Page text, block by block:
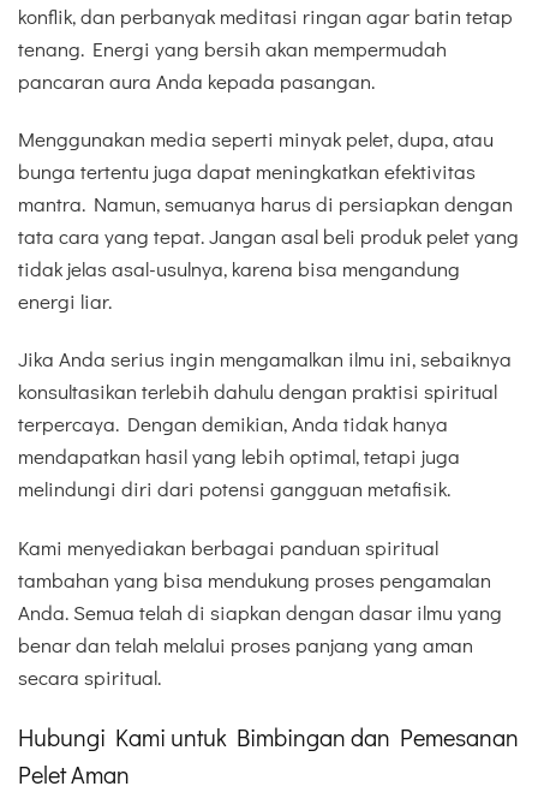
konflik, dan perbanyak meditasi ringan agar batin tetap
tenang. Energi yang bersih akan mempermudah
pancaran aura Anda kepada pasangan.
Menggunakan media seperti minyak pelet, dupa, atau
bunga tertentu juga dapat meningkatkan efektivitas
mantra. Namun, semuanya harus di persiapkan dengan
tata cara yang tepat. Jangan asal beli produk pelet yang
tidak jelas asal-usulnya, karena bisa mengandung
energi liar.
Jika Anda serius ingin mengamalkan ilmu ini, sebaiknya
konsultasikan terlebih dahulu dengan praktisi spiritual
terpercaya. Dengan demikian, Anda tidak hanya
mendapatkan hasil yang lebih optimal, tetapi juga
melindungi diri dari potensi gangguan metafisik.
Kami menyediakan berbagai panduan spiritual
tambahan yang bisa mendukung proses pengamalan
Anda. Semua telah di siapkan dengan dasar ilmu yang
benar dan telah melalui proses panjang yang aman
secara spiritual.
Hubungi Kami untuk Bimbingan dan Pemesanan
Pelet Aman